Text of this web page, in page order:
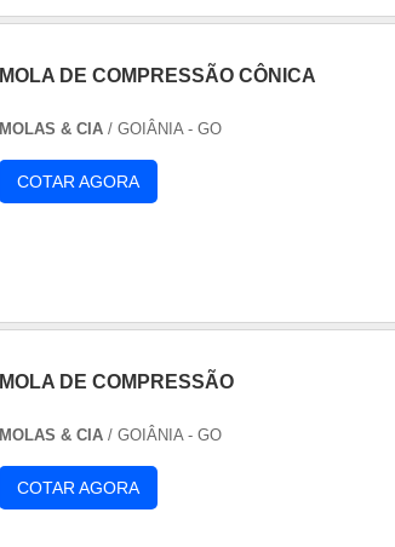
MOLA DE COMPRESSÃO CÔNICA
MOLAS & CIA / GOIÂNIA - GO
COTAR AGORA
MOLA DE COMPRESSÃO
MOLAS & CIA / GOIÂNIA - GO
COTAR AGORA